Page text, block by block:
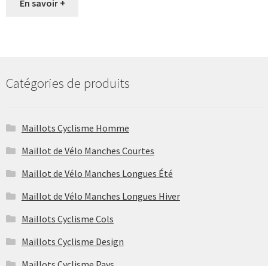
En savoir +
Catégories de produits
Maillots Cyclisme Homme
Maillot de Vélo Manches Courtes
Maillot de Vélo Manches Longues Été
Maillot de Vélo Manches Longues Hiver
Maillots Cyclisme Cols
Maillots Cyclisme Design